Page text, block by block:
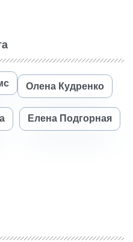
Олена Кудренко
Елена Подгорная